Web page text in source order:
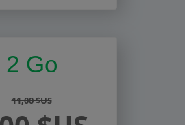
2 Go
11,00 $US